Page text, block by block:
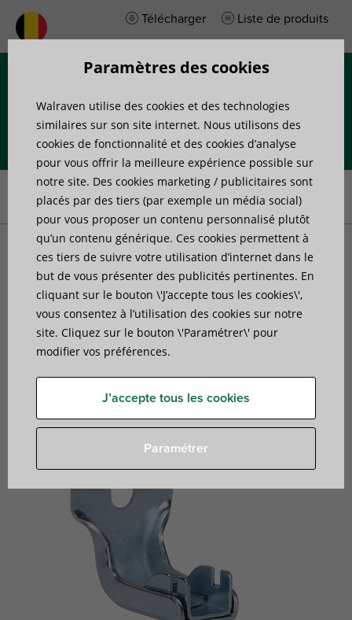
Télécharger Liste de produits
Accueil»Produits» Accessoires de fixation»Radiator Mounting
Supports» Support inférieur de radiateur Walraven
Support inférieur de
radiateur Walraven
Support en forme de L spécialement conçu pour
le support inférieur d’un radiateur
Paramètres des cookies
Walraven utilise des cookies et des technologies
similaires sur son site internet. Nous utilisons des
cookies de fonctionnalité et des cookies d’analyse
pour vous offrir la meilleure expérience possible sur
notre site. Des cookies marketing / publicitaires sont
placés par des tiers (par exemple un média social)
pour vous proposer un contenu personnalisé plutôt
qu’un contenu générique. Ces cookies permettent à
ces tiers de suivre votre utilisation d’internet dans le
but de vous présenter des publicités pertinentes. En
cliquant sur le bouton \'J’accepte tous les cookies\',
vous consentez à l’utilisation des cookies sur notre
site. Cliquez sur le bouton \'Paramétrer\' pour
modifier vos préférences.
J’accepte tous les cookies
Paramétrer